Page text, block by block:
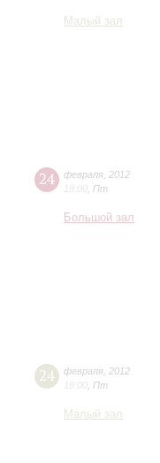
Малый зал
24 февраля 2012
19:00 Пт
Большой зал
24 февраля 2012
19:00 Пт
Малый зал